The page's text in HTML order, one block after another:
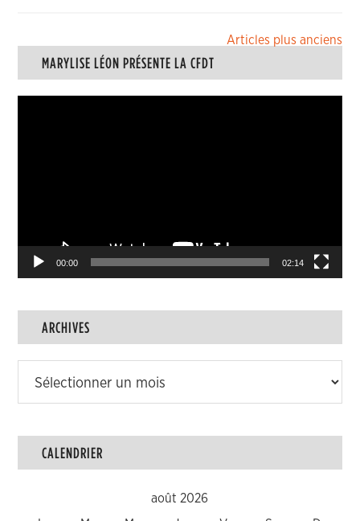
Navigation
des
articles
Articles plus anciens
MARYLISE LÉON PRÉSENTE LA CFDT
00:00 02:14
ARCHIVES
CALENDRIER
août 2026